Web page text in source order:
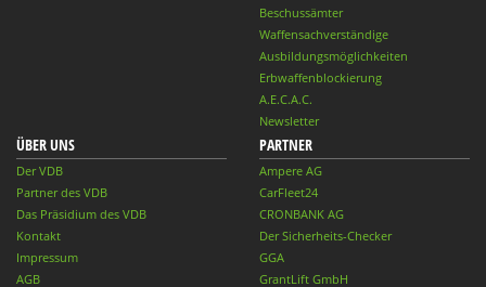
Beschussämter
Waffensachverständige
Ausbildungsmöglichkeiten
Erbwaffenblockierung
A.E.C.A.C.
Newsletter
ÜBER UNS
Der VDB
Partner des VDB
Das Präsidium des VDB
Kontakt
Impressum
AGB
PARTNER
Ampere AG
CarFleet24
CRONBANK AG
Der Sicherheits-Checker
GGA
GrantLift GmbH